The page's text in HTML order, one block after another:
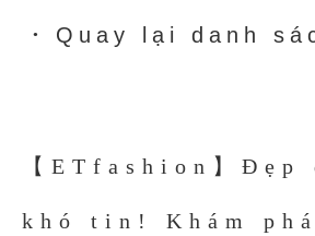
● Quay lại danh
【ETfashion】Đẹp
khó tin! Khám